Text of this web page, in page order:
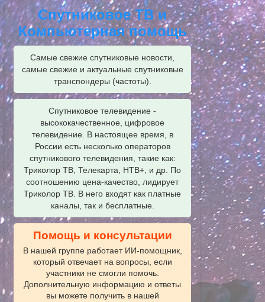
Спутниковое ТВ и
Компьютерная помощь
Самые свежие спутниковые новости,
самые свежие и актуальные спутниковые
транспондеры (частоты).
Спутниковое телевидение -
высококачественное, цифровое
телевидение. В настоящее время, в
России есть несколько операторов
спутникового телевидения, такие как:
Триколор ТВ, Телекарта, НТВ+, и др. По
соотношению цена-качество, лидирует
Триколор ТВ. В него входят как платные
каналы, так и бесплатные.
Помощь и консультации
В нашей группе работает ИИ‑помощник,
который отвечает на вопросы, если
участники не смогли помочь.
Дополнительную информацию и ответы
вы можете получить в нашей